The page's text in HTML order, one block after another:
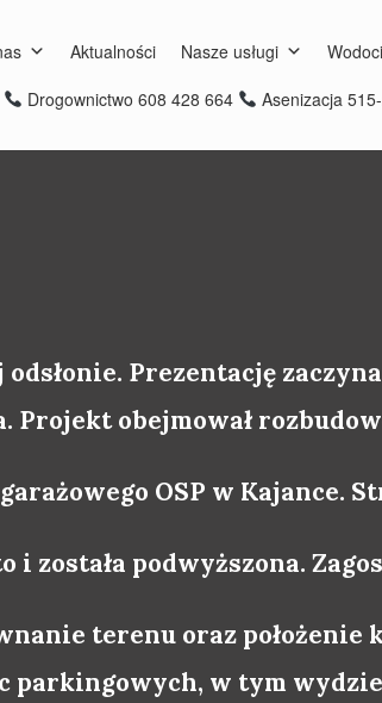
Aktualności Nasze usługi
Drogownictwo 608 428 664 Asenizacja
Prezentację
Projekt obejmował
OSP w Kajance.
i została podwyższona.
terenu oraz położenie
parkingowych, w tym